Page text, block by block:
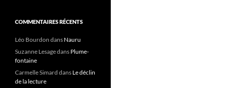
COMMENTAIRES RÉCENTS
Léo Bourdon dans Nauru
Suzanne Lesagedans Plume-
fontaine
Carmelle Simard dans Le déclin
de la lecture